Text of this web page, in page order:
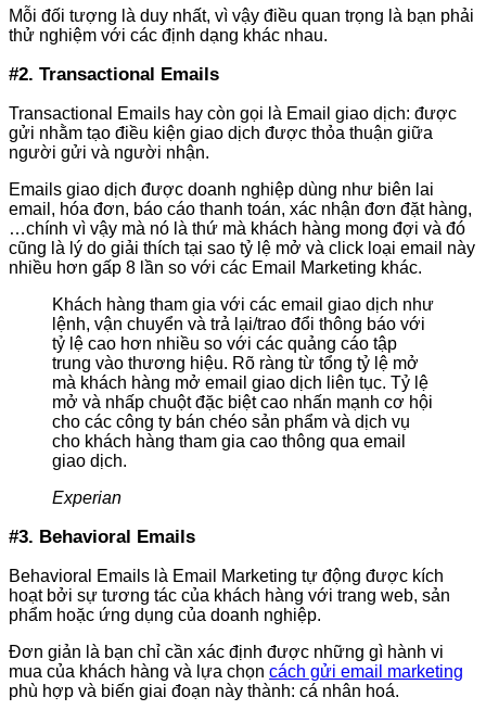
Mỗi đối tượng là duy nhất, vì vậy điều quan trọng là bạn phải
thử nghiệm với các định dạng khác nhau.
#2. Transactional Emails
Transactional Emails hay còn gọi là Email giao dịch: được
gửi nhằm tạo điều kiện giao dịch được thỏa thuận giữa
người gửi và người nhận.
Emails giao dịch được doanh nghiệp dùng như biên lai
email, hóa đơn, báo cáo thanh toán, xác nhận đơn đặt hàng,
…chính vì vậy mà nó là thứ mà khách hàng mong đợi và đó
cũng là lý do giải thích tại sao tỷ lệ mở và click loại email này
nhiều hơn gấp 8 lần so với các Email Marketing khác.
Khách hàng tham gia với các email giao dịch như
lệnh, vận chuyển và trả lại/trao đổi thông báo với
tỷ lệ cao hơn nhiều so với các quảng cáo tập
trung vào thương hiệu. Rõ ràng từ tổng tỷ lệ mở
mà khách hàng mở email giao dịch liên tục. Tỷ lệ
mở và nhấp chuột đặc biệt cao nhấn mạnh cơ hội
cho các công ty bán chéo sản phẩm và dịch vụ
cho khách hàng tham gia cao thông qua email
giao dịch.
Experian
#3. Behavioral Emails
Behavioral Emails là Email Marketing tự động được kích
hoạt bởi sự tương tác của khách hàng với trang web, sản
phẩm hoặc ứng dụng của doanh nghiệp.
Đơn giản là bạn chỉ cần xác định được những gì hành vi
mua của khách hàng và lựa chọn cách gửi email marketing
phù hợp và biến giai đoạn này thành: cá nhân hoá.